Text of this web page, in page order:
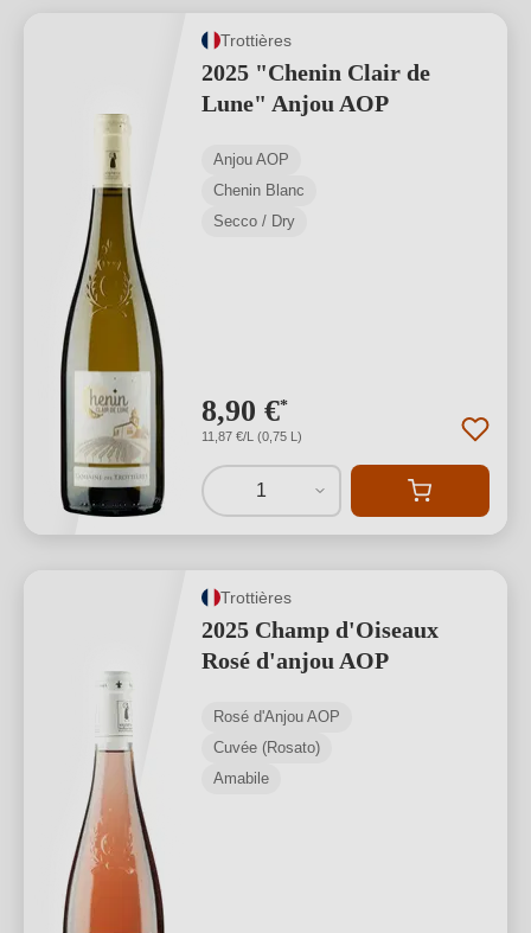
Trottières
2025 "Chenin Clair de
Lune" Anjou AOP
Anjou AOP
Chenin Blanc
Secco / Dry
8,90 €*
11,87 €/L (0,75 L)
1
Trottières
2025 Champ d'Oiseaux
Rosé d'anjou AOP
Rosé d'Anjou AOP
Cuvée (Rosato)
Amabile